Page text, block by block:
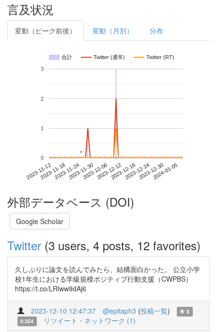
言及状況
変動（ピーク前後） 変動（月別） 分布
合計 Twitter (通常) Twitter (RT)
2023-11-122023-11-182023-11-242023-11-302023-12-062023-12-122023-12-182023-12-242023-12-302024-01-05
0
1
2
3
**
外部データベース (DOI)
Google Scholar
Twitter (3 users, 4 posts, 12 favorites)
久しぶりに論文を読んでみたら、結構面白かった。 公立小学
校1年生における学級規模ポジティブ行動支援（CWPBS）
https://t.co/LRlww9dAj6
2023-12-10 12:47:37 @epitaph3 (投稿一覧)
8
0.354
リツイート・ネットワーク (1)